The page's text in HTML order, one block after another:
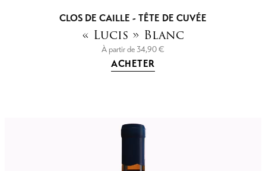
CLOS DE CAILLE - TÊTE DE CUVÉE
« Lucis » Blanc
À partir de 34,90€
ACHETER